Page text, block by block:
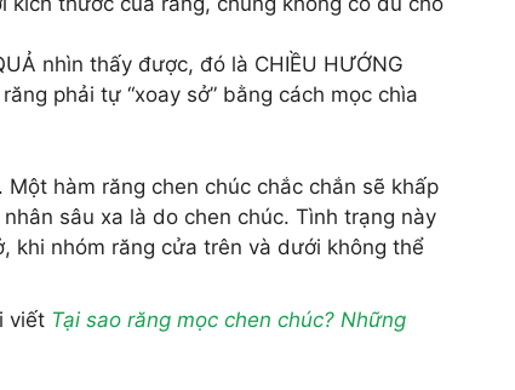
nhìn thấy được, đó là CHIỀU HƯỚNG
phải tự “xoay sở” bằng cách mọc chìa
. Một hàm răng chen chúc chắc chắn sẽ khấp
sâu xa là do chen chúc. Tình trạng này
khi nhóm răng cửa trên và dưới không thể
viết Tại sao răng mọc chen chúc? Những